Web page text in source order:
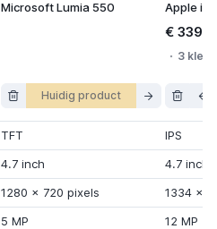
Microsoft Lumia 550 Apple
€
3
Huidig product
TFT
IPS
4.7 inch
4.7 inch
1280 x 720 pixels 1334 x
5 MP
12 MP